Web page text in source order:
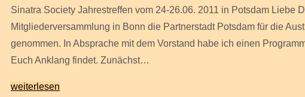
Sinatra Society Jahrestreffen vom 24-26.06. 2011 in Potsdam Liebe
Mitgliederversammlung in Bonn die Partnerstadt Potsdam für die
genommen. In Absprache mit dem Vorstand habe ich einen
Euch Anklang findet. Zunächst…
weiterlesen